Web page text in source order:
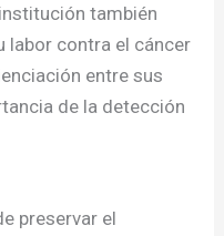
también
labor contra el cáncer
entre sus
de la detección
preservar el